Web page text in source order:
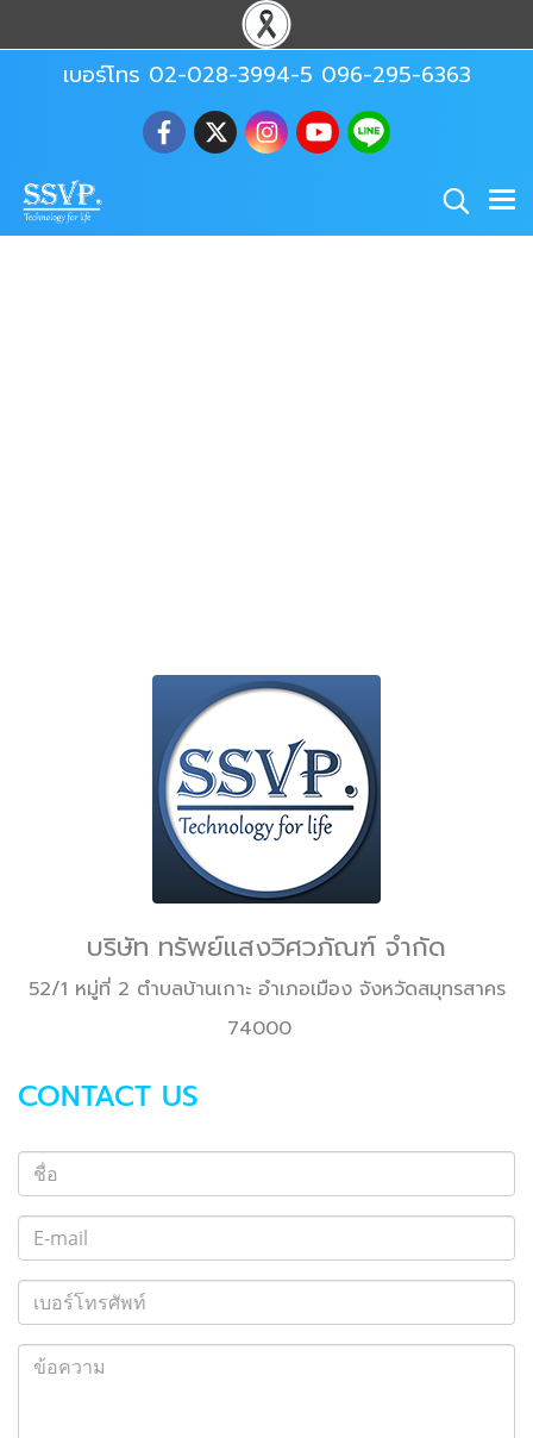
เบอร์โทร 02-028-3994-5 096-295-6363
บริษัท ทรัพย์แสงวิศวภัณฑ์ จำกัด
52/1 หมู่ที่ 2 ตำบลบ้านเกาะ อำเภอเมือง จังหวัดสมุทรสาคร
74000
CONTACT US